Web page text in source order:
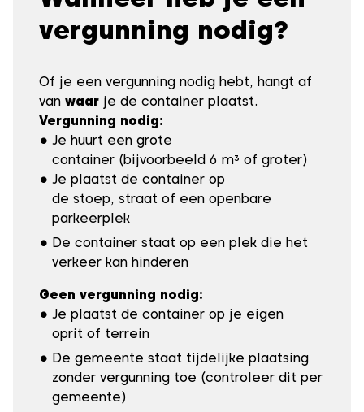
vergunning nodig?
Of je een vergunning nodig hebt, hangt af
van waar je de container plaatst.
Vergunning nodig:
Je huurt een grote
container (bijvoorbeeld 6 m³ of groter)
Je plaatst de container op
de stoep, straat of een openbare
parkeerplek
De container staat op een plek die het
verkeer kan hinderen
Geen vergunning nodig:
Je plaatst de container op je eigen
oprit of terrein
De gemeente staat tijdelijke plaatsing
zonder vergunning toe (controleer dit per
gemeente)